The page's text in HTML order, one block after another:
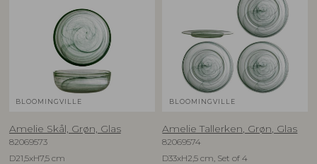
BLOOMINGVILLE
Amelie Skål, Grøn, Glas
82069573
D21,5xH7,5 cm
BLOOMINGVILLE
Amelie Tallerken, Grøn, Glas
82069574
D33xH2,5 cm, Set of 4